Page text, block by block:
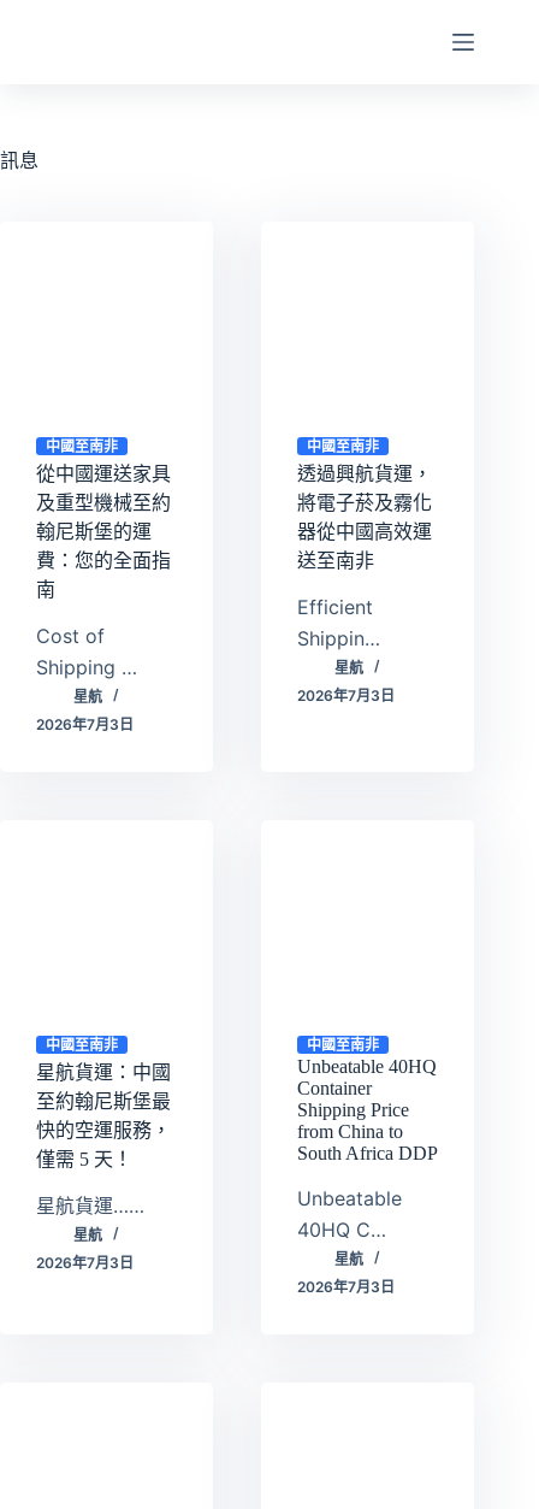
訊息
中國至南非
從中國運送家具
及重型機械至約
翰尼斯堡的運
費：您的全面指
南
Cost of
Shipping …
星航
2026年7月3日
中國至南非
透過興航貨運，
將電子菸及霧化
器從中國高效運
送至南非
Efficient
Shippin…
星航
2026年7月3日
中國至南非
星航貨運：中國
至約翰尼斯堡最
快的空運服務，
僅需 5 天！
星航貨運……
星航
2026年7月3日
中國至南非
Unbeatable 40HQ
Container
Shipping Price
from China to
South Africa DDP
Unbeatable
40HQ C…
星航
2026年7月3日